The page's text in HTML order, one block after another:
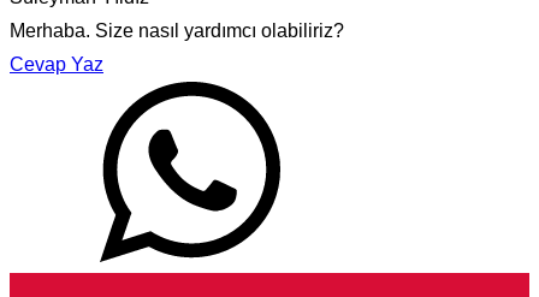
Merhaba. Size nasıl yardımcı olabiliriz?
Cevap Yaz